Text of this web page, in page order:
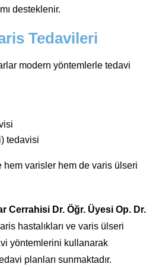
desteklenir.
Tedavileri
modern yöntemlerle tedavi
tedavisi
hem varisler hem de varis ülseri
Cerrahisi Dr. Öğr. Üyesi Op. Dr.
hastalıkları ve varis ülseri
yöntemlerini kullanarak
planları sunmaktadır.